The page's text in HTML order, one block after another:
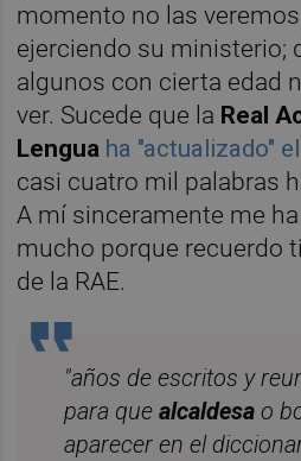
momento no las
ejerciendo su ministerio;
algunos con cierta edad
ver. Sucede que la Real
Lengua ha "actualizado"
casi cuatro mil palabras
A mí sinceramente me
mucho porque recuerdo
de la RAE.
"años de escritos y
para quealcaldesa o
aparecer en el